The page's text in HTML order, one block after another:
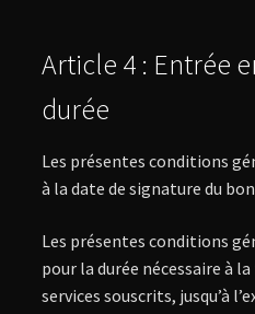
Article 4 : Entrée
durée
Les présentes conditions
à la date de signature du
Les présentes conditions
pour la durée nécessaire à
services souscrits, jusqu’à